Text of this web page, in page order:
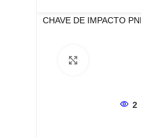
CHAVE DE IMPACTO
2